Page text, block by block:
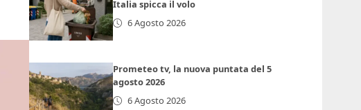
Italia spicca il volo
6 Agosto 2026
Prometeo tv, la nuova puntata del 5
agosto 2026
6 Agosto 2026